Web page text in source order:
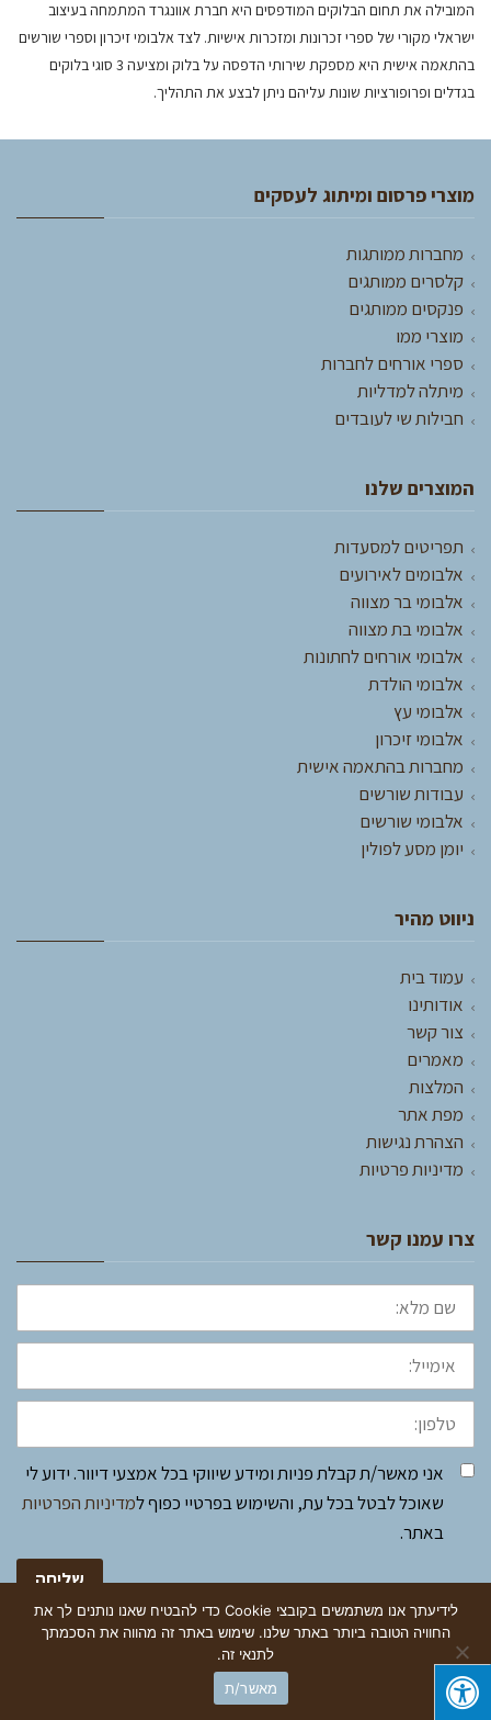
המובילה את תחום הבלוקים המודפסים היא חברת אוונגרד המתמחה בעיצוב
ישראלי מקורי של ספרי זכרונות ומזכרות אישיות. לצד אלבומי זיכרון וספרי שורשים
בהתאמה אישית היא מספקת שירותי הדפסה על בלוק ומציעה 3 סוגי בלוקים
בגדלים ופרופורציות שונות עליהם ניתן לבצע את התהליך.
מוצרי פרסום ומיתוג לעסקים
מחברות ממותגות
קלסרים ממותגים
פנקסים ממותגים
מוצרי ממו
ספרי אורחים לחברות
מיתלה למדליות
חבילות שי לעובדים
המוצרים שלנו
תפריטים למסעדות
אלבומים לאירועים
אלבומי בר מצווה
אלבומי בת מצווה
אלבומי אורחים לחתונות
אלבומי הולדת
אלבומי עץ
אלבומי זיכרון
מחברות בהתאמה אישית
עבודות שורשים
אלבומי שורשים
יומן מסע לפולין
ניווט מהיר
עמוד בית
אודותינו
צור קשר
מאמרים
המלצות
מפת אתר
הצהרת נגישות
מדיניות פרטיות
צרו עמנו קשר
שם
מלא:
אימייל:
טלפון:
אני מאשר/ת קבלת פניות ומידע שיווקי בכל אמצעי דיוור. ידוע לי
שאוכל לבטל בכל עת, והשימוש בפרטיי כפוף למדיניות הפרטיות
באתר.
שליחה
לידיעתך אנו משתמשים בקובצי Cookie כדי להבטיח שאנו נותנים לך את
החוויה הטובה ביותר באתר שלנו. שימוש באתר זה מהווה את הסכמתך
לתנאי זה.
מאשר/ת